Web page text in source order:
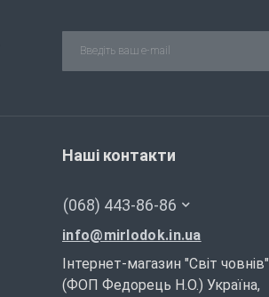
Наші контакти
(068) 443-86-86
info@mirlodok.in.ua
Інтернет-магазин "Світ човнів"
(ФОП Федорець Н.О.) Україна,